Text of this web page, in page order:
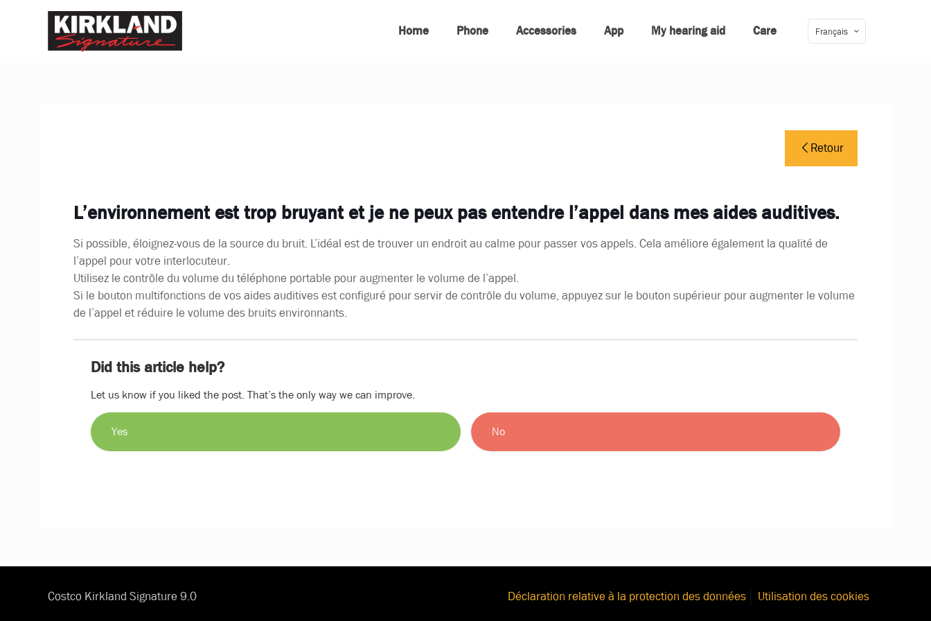
Home Phone Accessories App My hearing aid Care Français
Retour
L’environnement est trop bruyant et je ne peux pas entendre l’appel dans mes aides auditives.
Si possible, éloignez-vous de la source du bruit. L’idéal est de trouver un endroit au calme pour passer vos appels. Cela améliore également la qualité de
l’appel pour votre interlocuteur.
Utilisez le contrôle du volume du téléphone portable pour augmenter le volume de l’appel.
Si le bouton multifonctions de vos aides auditives est configuré pour servir de contrôle du volume, appuyez sur le bouton supérieur pour augmenter le volume
de l’appel et réduire le volume des bruits environnants.
Did this article help?
Let us know if you liked the post. That’s the only way we can improve.
Yes No
Costco Kirkland Signature 9.0 Déclaration relative à la protection des données Utilisation des cookies